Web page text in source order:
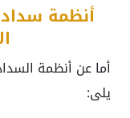
أنظمة سداد
أما عن أنظمة
يلى: